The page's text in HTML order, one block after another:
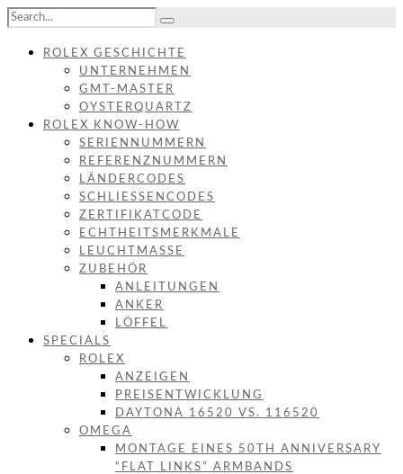
ROLEX GESCHICHTE
UNTERNEHMEN
GMT-MASTER
OYSTERQUARTZ
ROLEX KNOW-HOW
SERIENNUMMERN
REFERENZNUMMERN
LÄNDERCODES
SCHLIESSENCODES
ZERTIFIKATCODE
ECHTHEITSMERKMALE
LEUCHTMASSE
ZUBEHÖR
ANLEITUNGEN
ANKER
LÖFFEL
SPECIALS
ROLEX
ANZEIGEN
PREISENTWICKLUNG
DAYTONA 16520 VS. 116520
OMEGA
MONTAGE EINES 50TH ANNIVERSARY
“FLAT LINKS” ARMBANDS